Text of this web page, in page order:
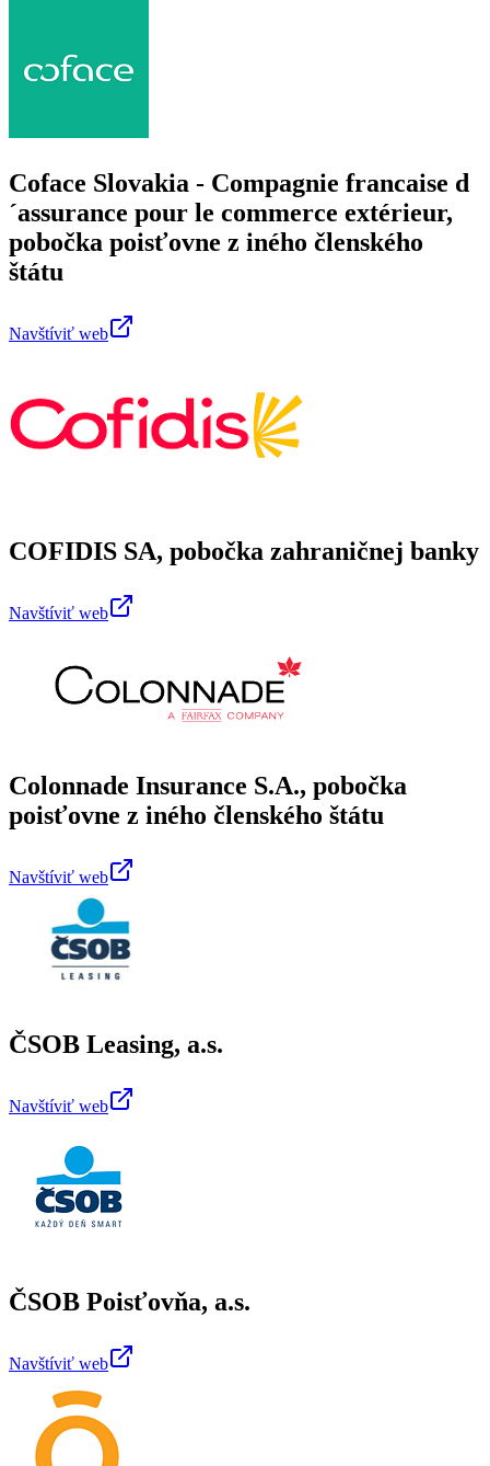
Coface Slovakia - Compagnie francaise d
´assurance pour le commerce extérieur,
pobočka poisťovne z iného členského
štátu
Navštíviť web
COFIDIS SA, pobočka zahraničnej banky
Navštíviť web
Colonnade Insurance S.A., pobočka
poisťovne z iného členského štátu
Navštíviť web
ČSOB Leasing, a.s.
Navštíviť web
ČSOB Poisťovňa, a.s.
Navštíviť web